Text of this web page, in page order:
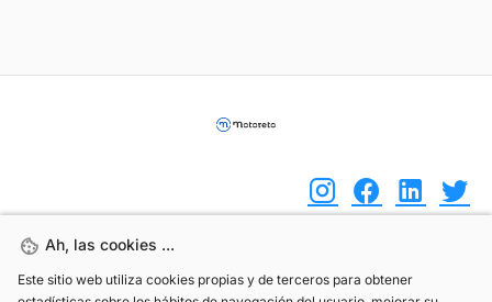
Ah, las cookies ...
Este sitio web utiliza cookies propias y de terceros para obtener
Ah, las cookies ...
Este sitio web utiliza cookies propias y de terceros para obtener
(+34) 744 408 070